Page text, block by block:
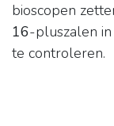
bioscopen
16-pluszalen
te controleren.